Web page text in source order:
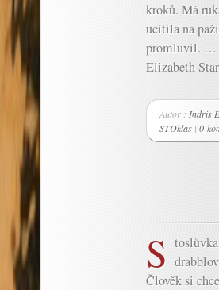
kroků. Má
ucítila na
promluvil. …
Elizabeth
Autor : Indris
STOklas | 0
S
Člověk si